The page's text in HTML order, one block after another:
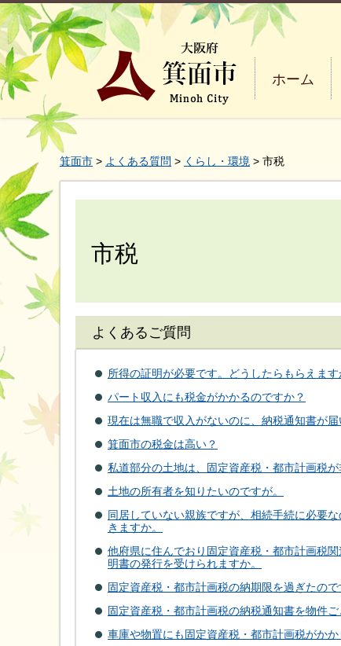
ホーム
箕面市 > よくある質問 > くらし・環境 > 市税
市税
よくあるご質問
所得の証明が必要です。どうしたらもらえます
パート収入にも税金がかかるのですか？
現在は無職で収入がないのに、納税通知書が
箕面市の税金は高い？
私道部分の土地は、固定資産税・都市計画税が
土地の所有者を知りたいのですが。
同居していない親族ですが、相続手続に必要
きますか。
他府県に住んでおり固定資産税・都市計画税
明書の発行を受けられますか。
固定資産税・都市計画税の納期限を過ぎたので
固定資産税・都市計画税の納税通知書を物件ご
車庫や物置にも固定資産税・都市計画税がかか